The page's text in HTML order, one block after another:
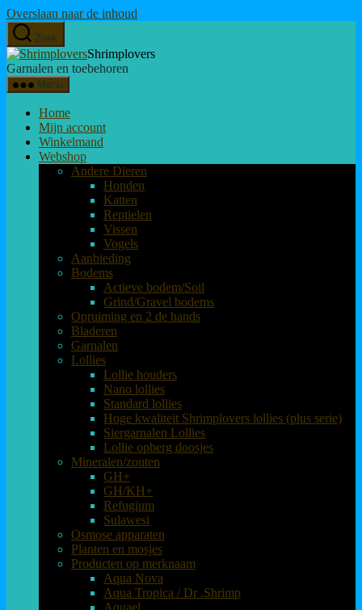
Overslaan naar de inhoud
Zoek
Shrimplovers
Garnalen en toebehoren
Menu
Home
Mijn account
Winkelmand
Webshop
Andere Dieren
Honden
Katten
Reptielen
Vissen
Vogels
Aanbieding
Bodems
Actieve bodem/Soil
Grind/Gravel bodems
Opruiming en 2 de hands
Bladeren
Garnalen
Lollies
Lollie houders
Nano lollies
Standard lollies
Hoge kwaliteit Shrimplovers lollies (plus serie)
Siergarnalen Lollies
Lollie opberg doosjes
Mineralen/zouten
GH+
GH/KH+
Refugium
Sulawesi
Osmose apparaten
Planten en mosjes
Producten op merknaam
Aqua Nova
Aqua Tropica / Dr .Shrimp
Aquael